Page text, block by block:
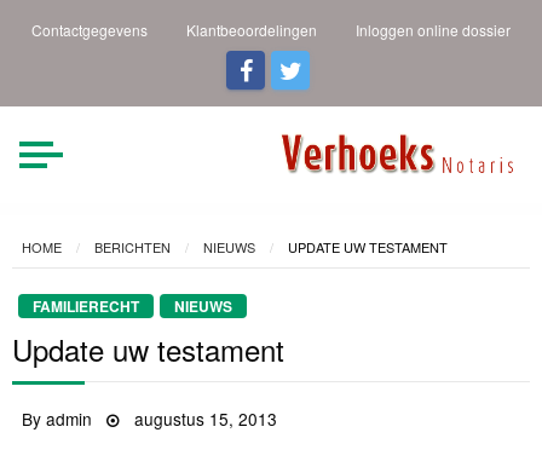
Contactgegevens Klantbeoordelingen Inloggen online dossier
Den Helder
HOME BERICHTEN NIEUWS UPDATE UW TESTAMENT
FAMILIERECHT NIEUWS
Update uw testament
Byadmin
Posted
augustus 15, 2013